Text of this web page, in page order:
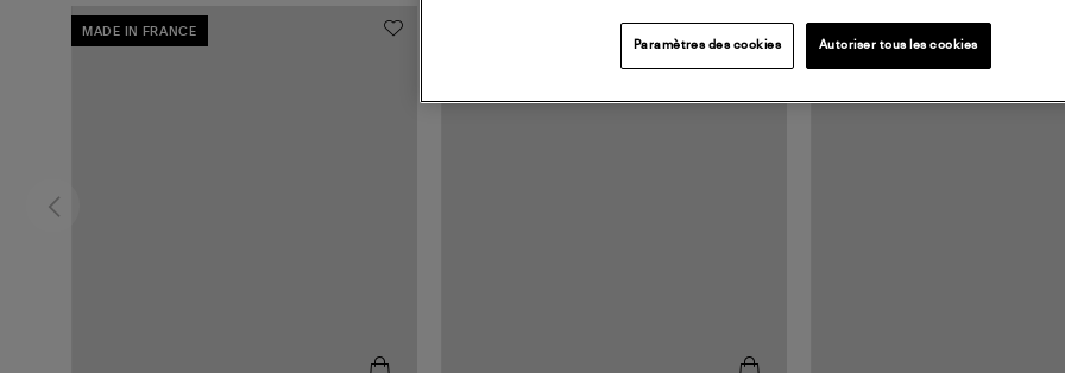
MADE IN FRANCE
Paramètres des cookies Autoriser tous les cookies